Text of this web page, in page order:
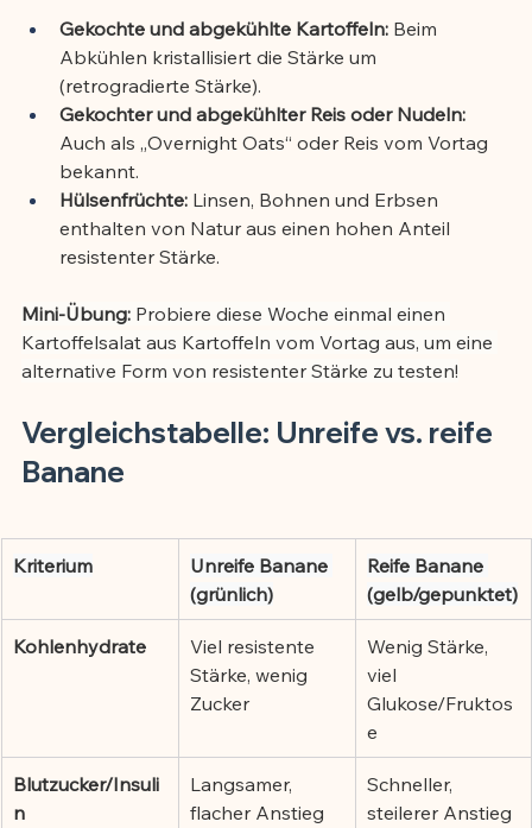
Gekochte und abgekühlte Kartoffeln: Beim
Abkühlen kristallisiert die Stärke um
(retrogradierte Stärke).
Gekochter und abgekühlter Reis oder Nudeln:
Auch als „Overnight Oats“ oder Reis vom Vortag
bekannt.
Hülsenfrüchte: Linsen, Bohnen und Erbsen
enthalten von Natur aus einen hohen Anteil
resistenter Stärke.
Mini-Übung: Probiere diese Woche einmal einen
Kartoffelsalat aus Kartoffeln vom Vortag aus, um eine
alternative Form von resistenter Stärke zu testen!
Vergleichstabelle: Unreife vs. reife
Banane
Kriterium
Unreife Banane
(grünlich)
Reife Banane
(gelb/gepunktet)
Kohlenhydrate
Viel resistente
Stärke, wenig
Zucker
Wenig Stärke,
viel
Glukose/Fruktos
e
Blutzucker/Insuli
n
Langsamer,
flacher Anstieg
Schneller,
steilerer Anstieg